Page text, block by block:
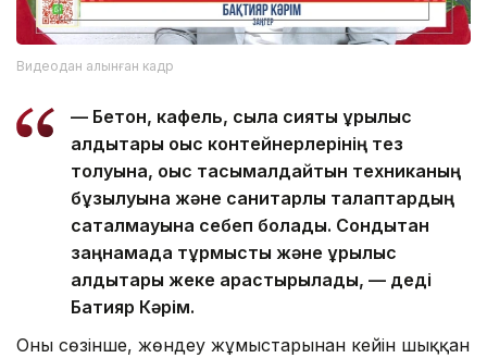
Видеодан алынған кадр
— Бетон, кафель, сылақ сияқты құрылыс
қалдықтары қоқыс контейнерлерінің тез
толуына, қоқыс тасымалдайтын техниканың
бұзылуына және санитарлық талаптардың
сақталмауына себеп болады. Сондықтан
заңнамада тұрмыстық және құрылыс
қалдықтары жеке қарастырылады, — деді
Бақтияр Кәрім.
Оның сөзінше, жөндеу жұмыстарынан кейін шыққан